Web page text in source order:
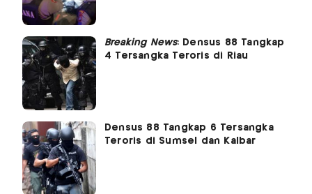
Breaking News: Densus 88 Tangkap
4 Tersangka Teroris di Riau
Densus 88 Tangkap 6 Tersangka
Teroris di Sumsel dan Kalbar